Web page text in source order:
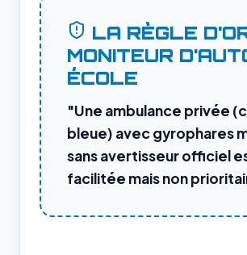
LA RÈGLE
MONITEUR
ÉCOLE
"Une ambulance privée
bleue) avec gyrophares
sans avertisseur officiel
facilitée mais non